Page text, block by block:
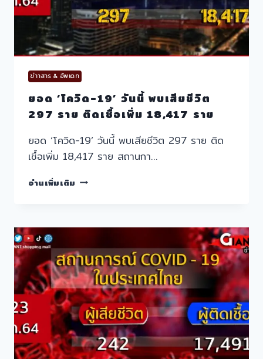
256
ศพ
ข่าาสาร & อัพเดท
ยอด ‘โควิด-19’ วันนี้ พบเสียชีวิต
297 ราย ติดเชื้อเพิ่ม 18,417 ราย
ยอด ‘โควิด-19’ วันนี้ พบเสียชีวิต 297 ราย ติด
เชื้อเพิ่ม 18,417 ราย สถานกา…
อ่านเพิ่มเติม ยอด
นี้
เสีย
ชีวิต
297
ราย
ติด
เชื้อ
เพิ่ม
18,417
ราย